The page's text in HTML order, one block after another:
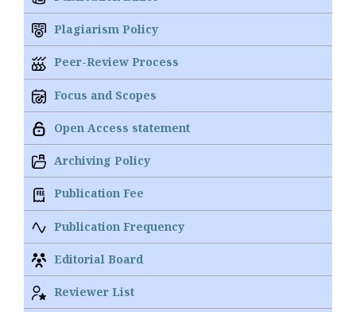
Plagiarism Policy
Peer-Review Process
Focus and Scopes
Open Access statement
Archiving Policy
Publication Fee
Publication Frequency
Editorial Board
Reviewer List